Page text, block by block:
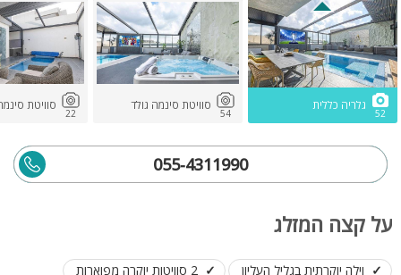
52
גלריה כללית
54
סוויטת סינמה גולד
22
סוויטת
055-4311990
על קצה המזלג
וילה יוקרתית בגליל העליון
2 סוויטות יוקרה מפוארות